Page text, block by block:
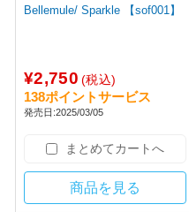
Bellemule/ Sparkle 【sof001】
¥2,750 (税込)
138ポイントサービス
発売日:2025/03/05
まとめてカートへ
商品を見る